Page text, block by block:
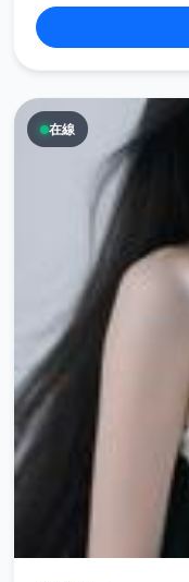
在線